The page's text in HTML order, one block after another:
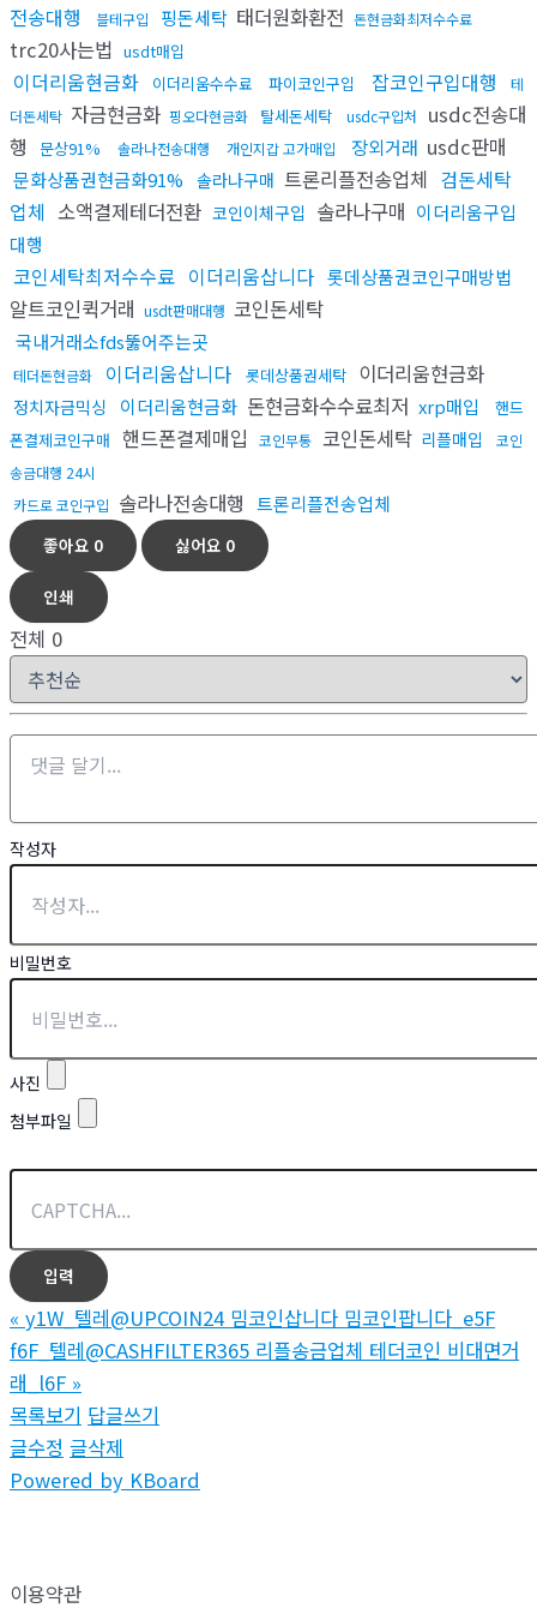
전송대행
블테구입 핑돈세탁 태더원화환전 돈현금화최저수수료
trc20사는법 usdt매입
이더리움현금화 이더리움수수료 파이코인구입 잡코인구입대행
테
더돈세탁 자금현금화 핑오다현금화 탈세돈세탁 usdc구입처
usdc전송대
행
문상91% 솔라나전송대행 개인지갑 고가매입 장외거래 usdc판매
문화상품권현금화91% 솔라나구매 트론리플전송업체 검돈세탁
업체 소액결제테더전환 코인이체구입 솔라나구매 이더리움구입
대행
코인세탁최저수수료 이더리움삽니다 롯데상품권코인구매방법
알트코인퀵거래 usdt판매대행 코인돈세탁
국내거래소fds뚫어주는곳
테더돈현금화 이더리움삽니다 롯데상품권세탁 이더리움현금화
정치자금믹싱 이더리움현금화 돈현금화수수료최저 xrp매입
핸드
폰결제코인구매 핸드폰결제매입 코인무통 코인돈세탁 리플매입
코인
송금대행 24시
카드로 코인구입 솔라나전송대행 트론리플전송업체
좋아요 0 싫어요 0
인쇄
전체 0
작성자
비밀번호
사진
첨부파일
« y1W_텔레@UPCOIN24 밈코인삽니다 밈코인팝니다_e5F
f6F_텔레@CASHFILTER365 리플송금업체 테더코인 비대면거
래_l6F »
목록보기 답글쓰기
글수정 글삭제
Powered by KBoard
이용약관